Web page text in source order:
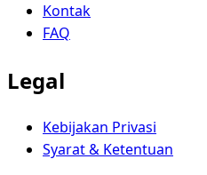
Kontak
FAQ
Legal
Kebijakan Privasi
Syarat & Ketentuan